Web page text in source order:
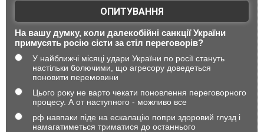
ОПИТУВАННЯ
На вашу думку, коли далекобійні санкції України
примусять росію сісти за стіл переговорів?
У найближчі місяці удари України по росії стануть
настільки болючими, що агресору доведеться
поновити перемовини
Цього року не варто чекати поновлення переговорного
процесу. А от наступного - можливо все
рф навпаки піде на ескалацію попри здоровий глузд і
намагатиметься триматися до останнього